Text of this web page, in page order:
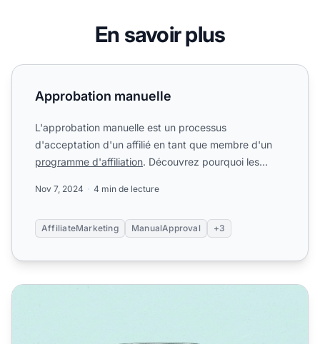
En savoir plus
Approbation manuelle
Approbation manuelle
L'approbation manuelle est un processus
d'acceptation d'un affilié en tant que membre d'un
programme d'affiliation. Découvrez pourquoi les
Nov 7, 2024 4 min de lecture
AffiliateMarketing ManualApproval +3
Pourquoi l'approbation des affiliés est-elle importante